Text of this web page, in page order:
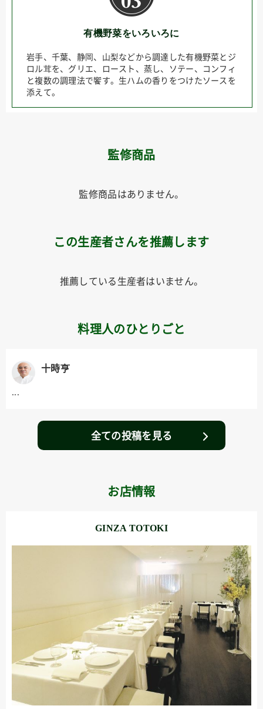
有機野菜をいろいろに
岩手、千葉、静岡、山梨などから調達した有機野菜とジ
ロル茸を、グリエ、ロースト、蒸し、ソテー、コンフィ
と複数の調理法で饗す。生ハムの香りをつけたソースを
添えて。
監修商品
監修商品はありません。
この生産者さんを推薦します
推薦している生産者はいません。
料理人のひとりごと
十時亨
...
全ての投稿を見る
お店情報
GINZA TOTOKI